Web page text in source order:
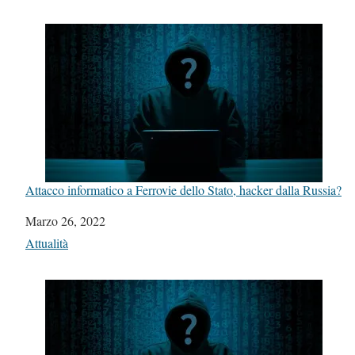
Attacco informatico a Ferrovie dello Stato, hacker dalla Russia?
Data
Marzo 26, 2022
In relazione a
Attualità